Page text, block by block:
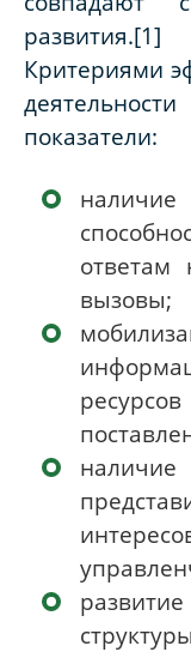
развития.[1]
Критериями
показатели:
вызовы;